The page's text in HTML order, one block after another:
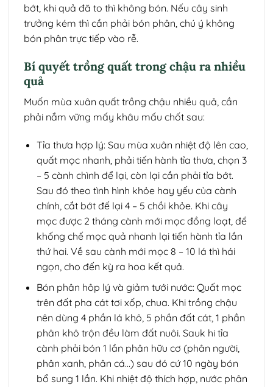
bớt, khi quả đã to thì không bón. Nếu cây sinh
trưởng kém thì cần phải bón phân, chú ý không
bón phân trực tiếp vào rễ.
Bí quyết trồng quất trong chậu ra nhiều
quả
Muốn mùa xuân quất trồng chậu nhiều quả, cần
phải nắm vững mấy khâu mấu chốt sau:
Tỉa thưa hợp lý: Sau mùa xuân nhiệt độ lên cao,
quất mọc nhanh, phải tiến hành tỉa thưa, chọn 3
– 5 cành chình để lại, còn lại cần phải tỉa bớt.
Sau đó theo tình hình khỏe hay yếu của cành
chính, cắt bớt đế lại 4 – 5 chồi khỏe. Khi cây
mọc được 2 tháng cành mới mọc đồng loạt, để
khống chế mọc quả nhanh lại tiến hành tỉa lần
thứ hai. Về sau cành mới mọc 8 – 10 lá thì hái
ngọn, cho đến kỳ ra hoa kết quả.
Bón phân hôp lý và giảm tưới nước: Quất mọc
trên đất pha cát tơi xốp, chua. Khi trồng chậu
nên dùng 4 phần lá khô, 5 phần đất cát, 1 phần
phân khô trộn đều làm đất nuôi. Sauk hi tỉa
cành phải bón 1 lần phân hữu cơ (phân người,
phân xanh, phân cá…) sau đó cứ 10 ngày bón
bổ sung 1 lần. Khi nhiệt độ thích hợp, nước phân